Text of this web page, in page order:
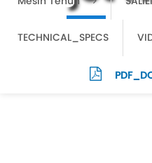
TECHNICAL_SPECS